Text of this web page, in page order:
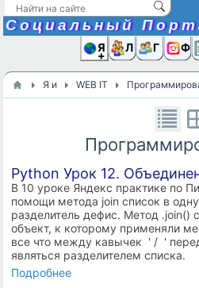
Социальный
Я иЛюди
Я и WEB IT
Python Урок 12.
В 10 уроке Яндекс практике по
помощи метода join список в
разделитель дефис. Метод .join()
объект, к которому применяли
все что между кавычек ' / '
являться разделителем списка.
Подробнее